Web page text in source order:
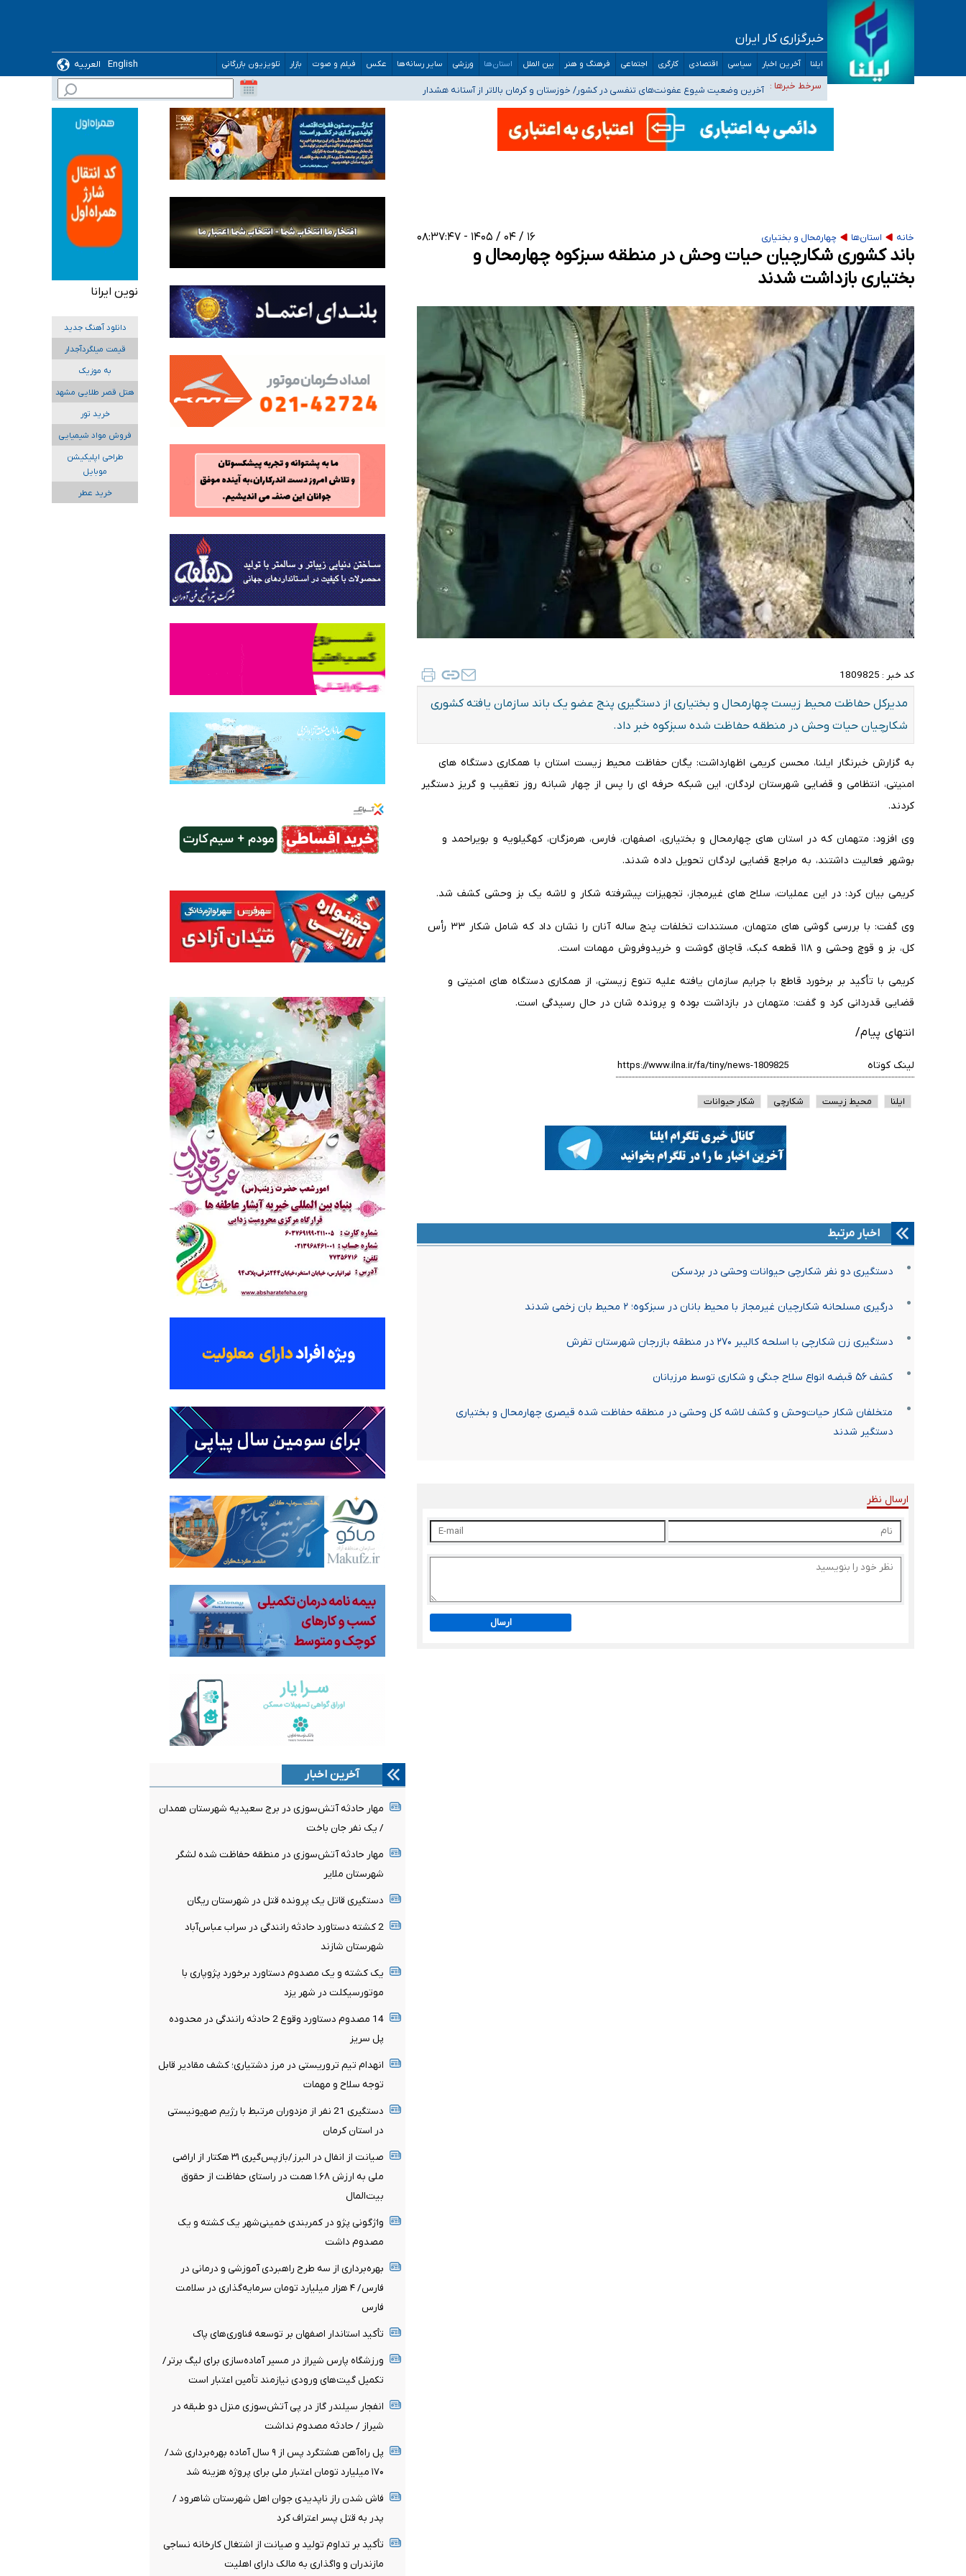
خبرگزاری کار ایران
ایلنا آخرین اخبار سیاسی اقتصادی کارگری اجتماعی فرهنگ و هنر بین الملل استان‌ها ورزشی سایر رسانه‌ها عکس فیلم و صوت بازار تلویزیون بازرگانی English
العربیه
سرخط خبرها :
تعویق آزمون ورودی دکترای تخصصی فرماندهی صحنه عملیات و دکترای تخصصی جغرافیای نظامی دافوس آجا
خبرنگاران راویان حقیقت با دغدغه نان، مسکن و بیمه
آخرین وضعیت شیوع عفونت‌های تنفسی در کشور/ خوزستان و کرمان بالاتر از آستانه هشدار
هیچ پرستاری بازداشت یا اخراج نشده است/ از رئیس جمهور خواستیم ورود کند
ثبت‌نام بخش عمده دانش‌آموزان مدارس ایرانی امارات در کشور/ درباره محصلان باقی‌مانده در دبی متناسب با شرایط جدید تصمیم‌گیری می‌شود
خانه استان‌ها چهارمحال و بختیاری ۱۶ / ۰۴ / ۱۴۰۵ - ۰۸:۳۷:۴۷
باند کشوری شکارچیان حیات وحش در منطقه سبزکوه چهارمحال و
بختیاری بازداشت شدند
کد خبر : 1809825
مدیرکل حفاظت محیط زیست چهارمحال و بختیاری از دستگیری پنج عضو یک باند سازمان یافته کشوری
شکارچیان حیات وحش در منطقه حفاظت شده سبزکوه خبر داد.
به گزارش خبرنگار ایلنا، محسن کریمی اظهارداشت: یگان حفاظت محیط زیست استان با همکاری دستگاه های
امنیتی، انتظامی و قضایی شهرستان لردگان، این شبکه حرفه ای را پس از چهار شبانه روز تعقیب و گریز دستگیر
کردند.
وی افزود: متهمان که در استان های چهارمحال و بختیاری، اصفهان، فارس، هرمزگان، کهگیلویه و بویراحمد و
بوشهر فعالیت داشتند، به مراجع قضایی لردگان تحویل داده شدند.
کریمی بیان کرد: در این عملیات، سلاح های غیرمجاز، تجهیزات پیشرفته شکار و لاشه یک بز وحشی کشف شد.
وی گفت: با بررسی گوشی های متهمان، مستندات تخلفات پنج ساله آنان را نشان داد که شامل شکار ۳۳ رأس
کل، بز و قوچ وحشی و ۱۱۸ قطعه کبک، قاچاق گوشت و خریدوفروش مهمات است.
کریمی با تأکید بر برخورد قاطع با جرایم سازمان یافته علیه تنوع زیستی، از همکاری دستگاه های امنیتی و
قضایی قدردانی کرد و گفت: متهمان در بازداشت بوده و پرونده شان در حال رسیدگی است.
انتهای پیام/
لینک کوتاه
ایلنا محیط زیست شکارچی شکار حیوانات
اخبار مرتبط
دستگیری دو نفر شکارچی حیوانات وحشی در بردسکن
درگیری مسلحانه شکارچیان غیرمجاز با محیط بانان در سبزکوه؛ ۲ محیط بان زخمی شدند
دستگیری زن شکارچی با اسلحه کالیبر ۲۷۰ در منطقه بازرجان شهرستان تفرش
کشف ۵۶ قبضه انواع سلاح جنگی و شکاری توسط مرزبانان
متخلفان شکار حیات‌وحش و کشف لاشه کل وحشی در منطقه حفاظت‌ شده قیصری چهارمحال و بختیاری
دستگیر شدند
ارسال نظر
ارسال
آخرین اخبار
مهار حادثه آتش‌سوزی در برج سعیدیه شهرستان همدان
/ یک نفر جان باخت
مهار حادثه آتش‌سوزی در منطقه حفاظت شده لشگر
شهرستان ملایر
دستگیری قاتل یک پرونده قتل در شهرستان ریگان
2 کشته دستاورد حادثه رانندگی در سراب عباس‌آباد
شهرستان شازند
یک کشته و یک مصدوم دستاورد برخورد پژوپاری با
موتورسیکلت در شهر یزد
14 مصدوم دستاورد وقوع 2 حادثه رانندگی در محدوده
پل سریز
انهدام تیم تروریستی در مرز دشتیاری؛ کشف مقادیر قابل
توجه سلاح و مهمات
دستگیری 21 نفر از مزدوران مرتبط با رژیم صهیونیستی
در استان کرمان
صیانت از انفال در البرز/بازپس‌گیری ۳۱ هکتار از اراضی
ملی به ارزش ۱.۶۸ همت در راستای حفاظت از حقوق
بیت‌المال
واژگونی پژو در کمربندی خمینی‌شهر یک کشته و یک
مصدوم داشت
بهره‌برداری از سه طرح راهبردی آموزشی و درمانی در
فارس/ ۴ هزار میلیارد تومان سرمایه‌گذاری در سلامت
فارس
تأکید استاندار اصفهان بر توسعه فناوری‌های پاک
ورزشگاه پارس شیراز در مسیر آماده‌سازی برای لیگ برتر/
تکمیل گیت‌های ورودی نیازمند تأمین اعتبار است
انفجار سیلندر گاز در پی آتش‌سوزی منزل دو طبقه در
شیراز / حادثه مصدوم نداشت
پل راه‌آهن هشتگرد پس از ۹ سال آماده بهره‌برداری شد/
۱۷۰ میلیارد تومان اعتبار ملی برای پروژه هزینه شد
فاش شدن راز ناپدیدی جوان اهل شهرستان شاهرود /
پدر به قتل پسر اعتراف کرد
تأکید بر تداوم تولید و صیانت از اشتغال کارخانه نساجی
مازندران و واگذاری به مالک دارای اهلیت
نوین ایرانا
دانلود آهنگ جدید
قیمت میلگردآجدار
به موزیک
هتل قصر طلایی مشهد
خرید تور
فروش مواد شیمیایی
طراحی اپلیکیشن
موبایل
خرید عطر